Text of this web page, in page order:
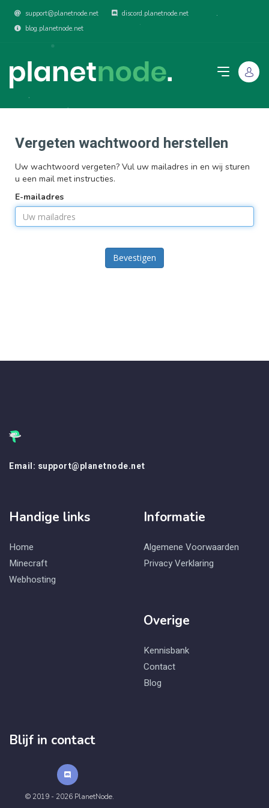
support@planetnode.net
discord.planetnode.net
blog.planetnode.net
Vergeten wachtwoord herstellen
Uw wachtwoord vergeten? Vul uw mailadres in en wij sturen
u een mail met instructies.
E-mailadres
Bevestigen
Email: support@planetnode.net
Handige links
Home
Minecraft
Webhosting
Informatie
Algemene Voorwaarden
Privacy Verklaring
Overige
Kennisbank
Contact
Blog
Blijf in contact
© 2019 - 2026 PlanetNode.